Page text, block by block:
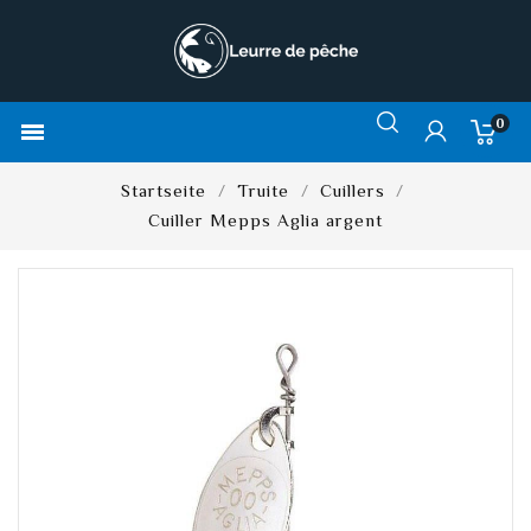
 0
Startseite Truite
Cuillers
Cuiller Mepps Aglia argent